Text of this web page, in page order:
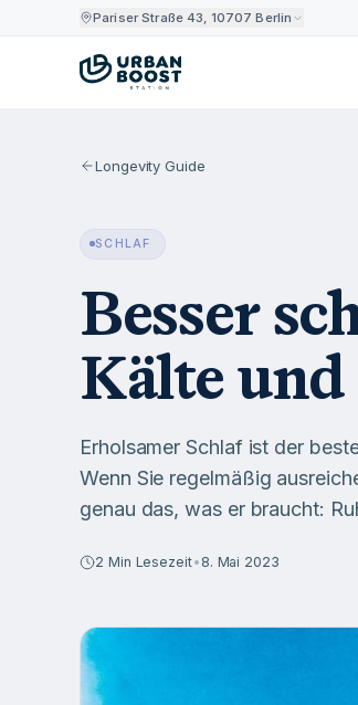
Pariser Straße 43, 10707 Berlin
Longevity Guide
SCHLAF
Besser
Kälte
Erholsamer Schlaf ist der
Wenn Sie regelmäßig
genau das, was er braucht:
2 Min Lesezeit• 8. Mai 2023